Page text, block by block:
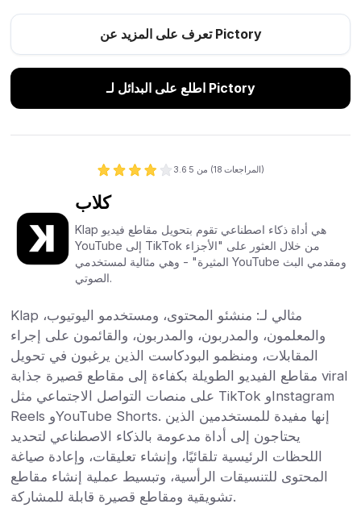
تعرف على المزيد عن Pictory
اطلع على البدائل لـ Pictory
3.6 من 5 (18 المراجعات)
كلاب
Klap هي أداة ذكاء اصطناعي تقوم بتحويل مقاطع فيديو
YouTube إلى TikTok من خلال العثور على "الأجزاء
المثيرة" - وهي مثالية لمستخدمي YouTube ومقدمي البث
الصوتي.
Klap مثالي لـ: منشئو المحتوى، ومستخدمو اليوتيوب،
والمعلمون، والمدربون، والمدربون، والقائمون على إجراء
المقابلات، ومنظمو البودكاست الذين يرغبون في تحويل
مقاطع الفيديو الطويلة بكفاءة إلى مقاطع قصيرة جذابة viral
على منصات التواصل الاجتماعي مثل TikTok وInstagram
Reels وYouTube Shorts. إنها مفيدة للمستخدمين الذين
يحتاجون إلى أداة مدعومة بالذكاء الاصطناعي لتحديد
اللحظات الرئيسية تلقائيًا، وإنشاء تعليقات، وإعادة صياغة
المحتوى للتنسيقات الرأسية، وتبسيط عملية إنشاء مقاطع
تشويقية ومقاطع قصيرة قابلة للمشاركة.